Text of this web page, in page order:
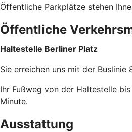
Öffentliche Parkplätze stehen
Öffentliche
Haltestelle Berliner Platz
Sie erreichen uns mit der Buslinie
Ihr Fußweg von der Haltestelle
Minute.
Ausstattung